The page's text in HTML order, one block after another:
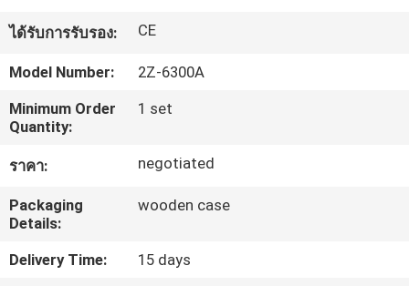
เรา
ทัวร์
โรงงาน
ควบคุม
คุณภาพ
ได้รับการรับรอง: CE
Model Number:
2Z-6300A
Minimum Order
Quantity:
1 set
ราคา: negotiated
Packaging
Details:
wooden case
Delivery Time:
15 days